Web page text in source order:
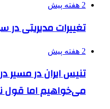
2 هفته پیش
تغییرات مدیریتی در
2 هفته پیش
تنیس ایران در مسیر
می‌خواهیم اما قول